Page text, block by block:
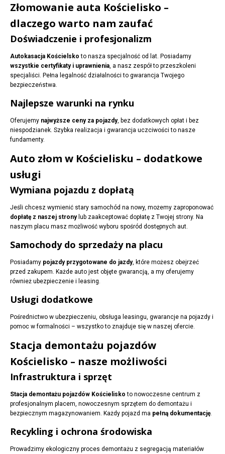
Złomowanie auta Kościelisko –
dlaczego warto nam zaufać
Doświadczenie i profesjonalizm
Autokasacja Kościelsko to nasza specjalność od lat. Posiadamy
wszystkie certyfikaty i uprawnienia, a nasz zespół to przeszkoleni
specjaliści. Pełna legalność działalności to gwarancja Twojego
bezpieczeństwa.
Najlepsze warunki na rynku
Oferujemy najwyższe ceny za pojazdy, bez dodatkowych opłat i bez
niespodzianek. Szybka realizacja i gwarancja uczciwości to nasze
fundamenty.
Auto złom w Kościelisku – dodatkowe
usługi
Wymiana pojazdu z dopłatą
Jeśli chcesz wymienić stary samochód na nowy, możemy zaproponować
dopłatę z naszej stronylub zaakceptować dopłatę z Twojej strony. Na
naszym placu masz możliwość wyboru spośród dostępnych aut.
Samochody do sprzedaży na placu
Posiadamy pojazdy przygotowane do jazdy, które możesz obejrzeć
przed zakupem. Każde auto jest objęte gwarancją, a my oferujemy
również ubezpieczenie i leasing.
Usługi dodatkowe
Pośrednictwo w ubezpieczeniu, obsługa leasingu, gwarancje na pojazdy i
pomoc w formalności – wszystko to znajduje się w naszej ofercie.
Stacja demontażu pojazdów
Kościelisko – nasze możliwości
Infrastruktura i sprzęt
Stacja demontażu pojazdów Kościelisko to nowoczesne centrum z
profesjonalnym placem, nowoczesnym sprzętem do demontażu i
bezpiecznym magazynowaniem. Każdy pojazd ma pełną dokumentację.
Recykling i ochrona środowiska
Prowadzimy ekologiczny proces demontażu z segregacją materiałów